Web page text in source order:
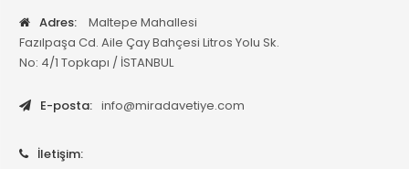
Adres:
Maltepe Mahallesi
Fazılpaşa Cd. Aile Çay Bahçesi Litros Yolu Sk.
No: 4/1 Topkapı / İSTANBUL
E-posta: info@miradavetiye.com
İletişim: